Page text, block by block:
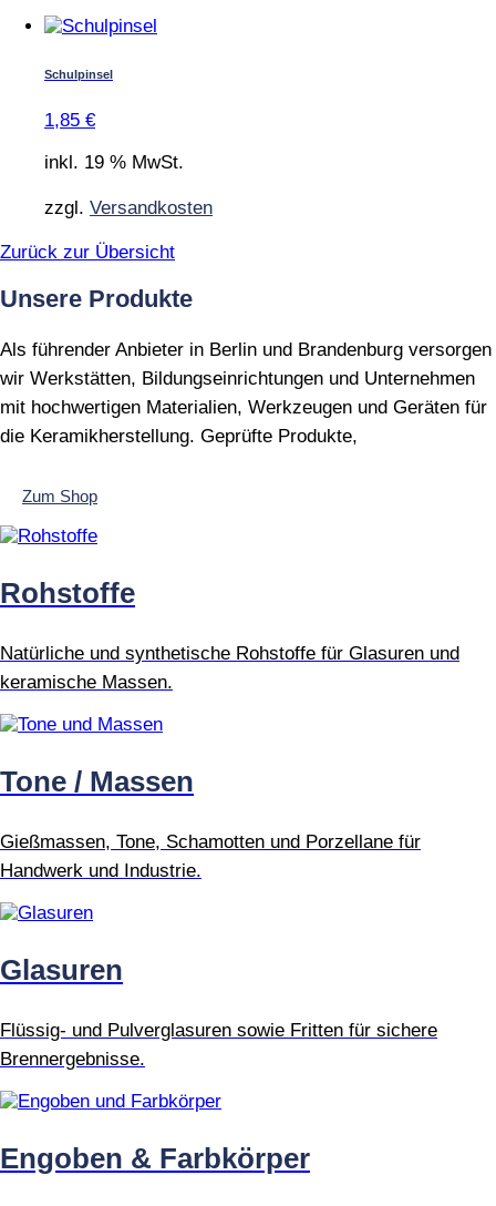
Schulpinsel
1,85 €
inkl. 19 % MwSt.
zzgl. Versandkosten
Zurück zur Übersicht
Unsere Produkte
Als führender Anbieter in Berlin und Brandenburg versorgen
wir Werkstätten, Bildungseinrichtungen und Unternehmen
mit hochwertigen Materialien, Werkzeugen und Geräten für
die Keramikherstellung. Geprüfte Produkte,
Zum Shop
Rohstoffe
Natürliche und synthetische Rohstoffe für Glasuren und
keramische Massen.
Tone / Massen
Gießmassen, Tone, Schamotten und Porzellane für
Handwerk und Industrie.
Glasuren
Flüssig- und Pulverglasuren sowie Fritten für sichere
Brennergebnisse.
Engoben & Farbkörper